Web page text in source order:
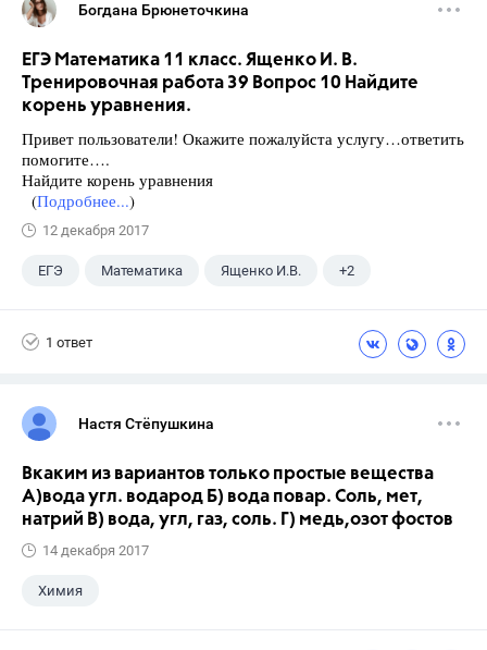
Богдана Брюнеточкина
ЕГЭ Математика 11 класс. Ященко И. В.
Тренировочная работа 39 Вопрос 10 Найдите
корень уравнения.
Привет пользователи! Окажите пожалуйста услугу…ответить
помогите….
Найдите корень уравнения
(Подробнее...)
12 декабря 2017
ЕГЭ Математика Ященко И.В. +2
1 ответ
Настя Стёпушкина
Вкаким из вариантов только простые вещества
А)вода угл. водарод Б) вода повар. Соль, мет,
натрий В) вода, угл, газ, соль. Г) медь,озот фостов
14 декабря 2017
Химия